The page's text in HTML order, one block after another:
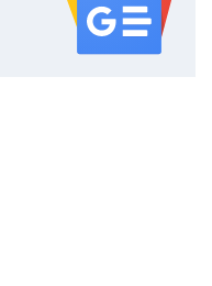
serwisu